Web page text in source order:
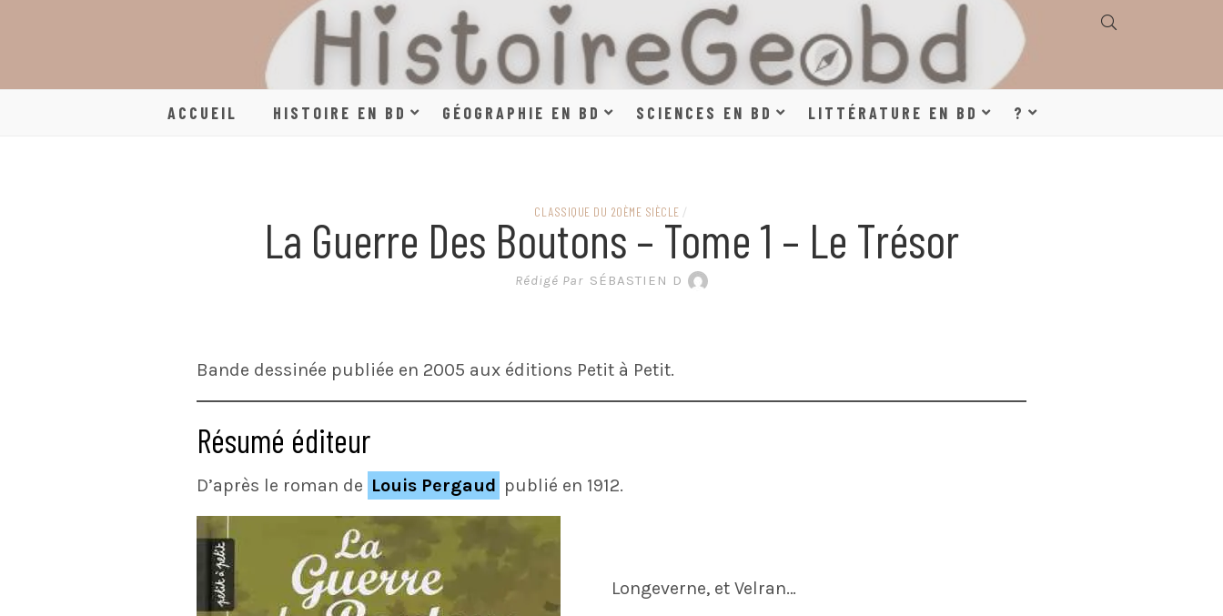
HISTOIRE, GÉOGRAPHIE,
SCIENCES, LITTÉRATURE
EN BANDE DESSINÉE
ACCUEIL HISTOIRE EN BD GÉOGRAPHIE EN BD SCIENCES EN BD LITTÉRATURE EN BD ?
CLASSIQUE DU 20ÈME SIÈCLE /
La Guerre Des Boutons – Tome 1 – Le Trésor
Rédigé Par SÉBASTIEN D
Bande dessinée publiée en 2005 aux éditions Petit à Petit.
Résumé éditeur
D’après le roman de Louis Pergaud publié en 1912.
Longeverne, et Velran…